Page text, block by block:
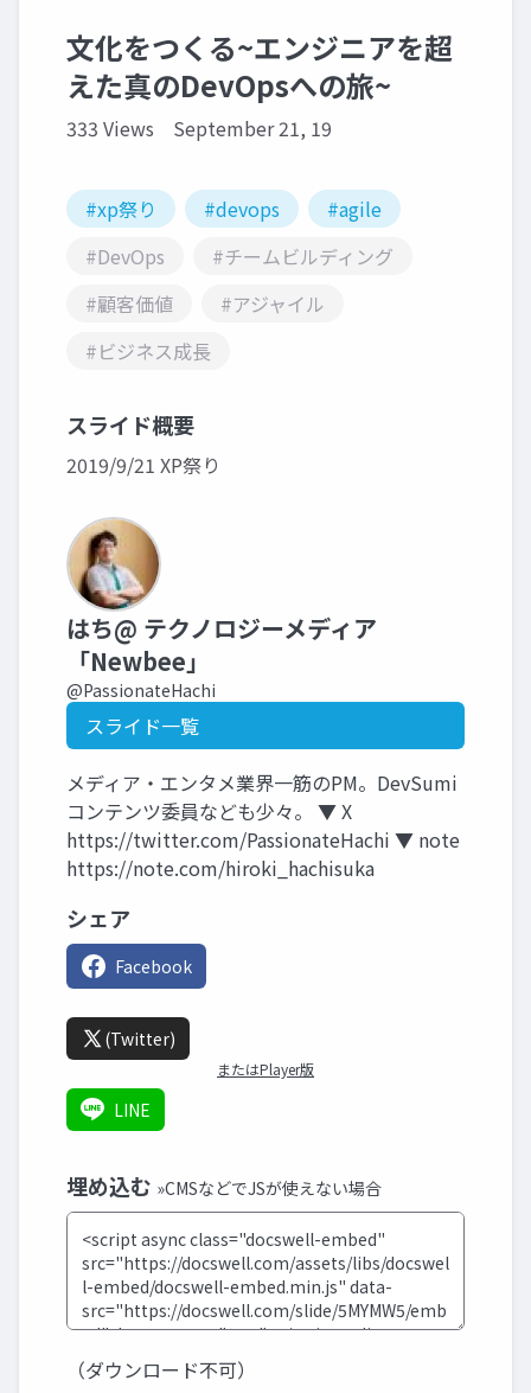
文化をつくる~エンジニアを超
えた真のDevOpsへの旅~
333 Views September 21, 19
#xp祭り #devops
#agile
#DevOps
#チームビルディング
#顧客価値
#アジャイル
#ビジネス成長
スライド概要
2019/9/21 XP祭り
はち@ テクノロジーメディア
「Newbee」
@PassionateHachi
スライド一覧
メディア・エンタメ業界一筋のPM。DevSumi
コンテンツ委員なども少々。 ▼ X
https://twitter.com/PassionateHachi ▼ note
https://note.com/hiroki_hachisuka
シェア
Facebook
(Twitter)
またはPlayer版
LINE
埋め込む »CMSなどでJSが使えない場合
（ダウンロード不可）